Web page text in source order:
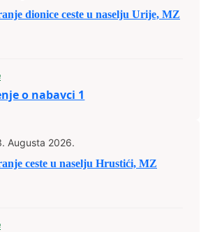
dionice ceste u naselju Urije, MZ
o nabavci 1
Augusta 2026.
ceste u naselju Hrustići, MZ